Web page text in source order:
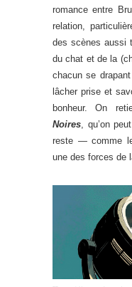
romance entre
relation,
des scènes aussi
du chat et de la
chacun se
lâcher prise et
bonheur. On
Noires, qu’on
reste — comme
une des forces de